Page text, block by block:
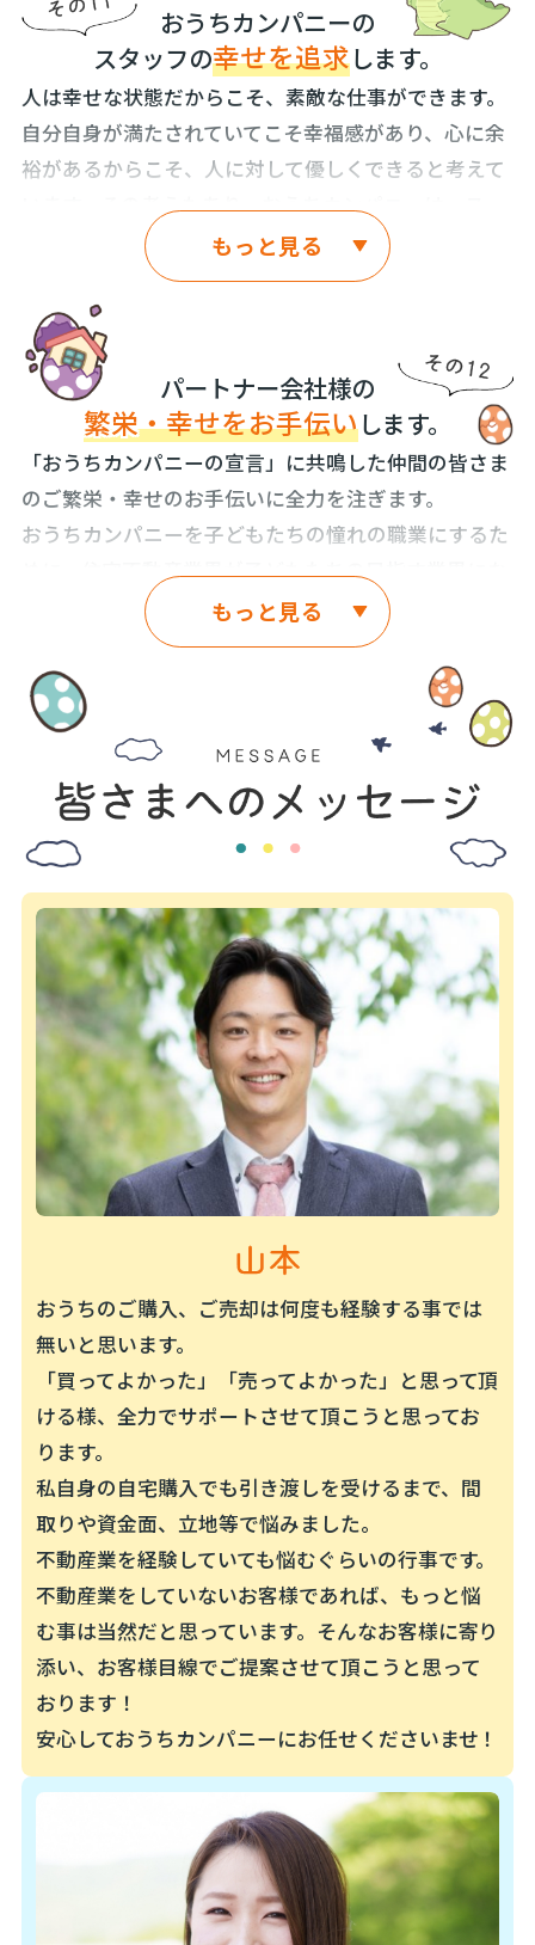
これはもちろん、おうちカンパニーのスタッフ個人も
同様です。うまくいかないことは成功への道のりの途
中だという信念をスタッフと共有し、仕事にも人生に
も向き合います。
大きな壁が現れたとしても、壁を乗り越え、時には壁
を全力でぶち壊して、おうちカンパニーは突き進んで
妨げ、チャンスを奪われた人間は自信を失っていくと
いう悪循環があります。
残念ながら、住宅不動産業界では一組のお客様を同僚
と奪い合い、成果を奪い合うことが当たり前の世界で
す。そして、住宅不動産業界は、何千万円・何億円と
いうお金が動く世界であり、一獲千金を狙う自分本位
の人達が、この業界に集まってくる傾向があります。
しかし、おうちカンパニーでは、業界の風潮とは違
い、スタッフ全員が支え合い、スタッフ一人ひとりが
キラキラと輝いています。おうちカンパニーは、プロ
フェッショナル・チームなのです。
おうちカンパニーは、全スタッフがチャレンジ精神に
溢れ、一人ひとりが会社を支えています。
「チャレンジしたことに対する失敗は全然ＯＫ。チャ
レンジの先に成功がある。失敗は成功への道のりの途
中。」これが、おうちカンパニーの価値観です。
成功している世界に名だたる経営者たちも、たくさん
失敗してきました。成功を手にしている人たちは、失
敗をはるかに超える数のチャレンジをしているので
す。チャレンジを続けるからこそ成功することがで
き、凄まじいスピードで成長できるのです。
そして、ここからは、私、藤井正和個人としての想い
です。
私の人生の最大目標は、
「藤井正和と関わったことで、大きく人生がプラスに
なった。人生が好転した。」
と思ってくれる人を、一人でも多く生み出すことで
そのために、自分自身がパワースポットになることが
できるように努力を続けます。
そして私と深く関わる人たちを増やしていくために、
おうちカンパニーを始めました。
おうちカンパニーの輪が広がっていくと、パートナー
会社様やパートナー会社様のスタッフの方と関わりを
持つことができます。そして、おうちカンパニーの店
舗網が増えることによって、おうちカンパニー本部に
も新たなスタッフを雇用することができます。そうし
て、私と関わる人たちを増やしていきたい。とも思っ
ています。後世に恩送りをしたいのです。
もちろん、パートナー会社様にも、この輪を拡げて
いって頂きたいと願っています。人と関わり、その人
と人生の時間を共にして、後世に恩送りをする。それ
を生き甲斐に感じて頂けるのであれば、これ以上の幸
せはありません。
若いスタッフはのびのびと働き、思いっきり力を付け
てください。自分のため・家族のため・お客様のため
に思いっきり力を発揮してください。そして、ドンド
ン挑戦し、自分の夢にぶつかってください。独立起業
を果たし、大活躍してください。
おうちカンパニーの
スタッフの幸せを追求します。
人は幸せな状態だからこそ、素敵な仕事ができます。
自分自身が満たされていてこそ幸福感があり、心に余
裕があるからこそ、人に対して優しくできると考えて
います。その考えもあり、おうちカンパニーは、ス
タッフのプライベートが充実し、スタッフのご家族様
も幸せを感じられるグループにします。
スタッフ本人・ご家族様の記念日やイベント・学校行
事など、プライベートのこと全てが最優先です。もち
ろん仕事より優先です。そのような環境づくり、ス
タッフ個人個人の事情に合わせた柔軟な働き方を応援
します。
会社員の退職理由の一位は、いつの時代も人間関係で
仲間の成功は自分の成功と同じように喜ぶことができ
るような人間関係を作り、自分の事よりも仲間の事を
優先して頑張っていく。みんなで協力して成果を上げ
ていく。仲間の仕事やプライベートを応援する。
それが、おうちカンパニーの持ち味です。
今までの住宅不動産業界では、働いていた会社を退職
するスタッフに対して厳しい態度をとったり、同業他
社へ再就職すると取引をしないなどの嫌がらせ行為を
する会社や経営者がしばしば見受けられました。
本来、働いてくれているスタッフは、人生の貴重な時
間を会社に提供し、会社に貢献してくれる大切な存在
であるはずです。
しかし、せっかく貢献してきてくれた仲間が新しい道
を選択したことに対し、自己の利益だけを考え、歪ん
だ感情で接し、裏切り者のような扱いをしてしまうよ
うなことが実際に起きていることを私たちは残念に
思っています。
まずは、会社に入社してくれたこと、在職中に、一生
懸命に仕事に取り組んでくれたことに感謝の気持ちを
持って接して欲しいと思っています。そして、新しい
一歩を踏み出す一人の人間の成功を願い、退職後も良
い関係性が続いていく、伸びやかな業界に変化して
いって欲しいと私たちは切に願っています。
おうちカンパニーは、業績が順調で、いつもスタッフ
が笑顔でいられるような、プロフェッショナル・チー
ムになります。そして、スタッフが独立・転職など新
しいキャリアに進む場合には喜んで送り出して行け
る・お互いを応援し合える仲間たちであり続けます。
繰り返しますが、「幸福感に溢れるスタッフこそが、
お客様の幸せな新生活のお手伝いができる」のです。
もっと見る
パートナー会社様の
繁栄・幸せをお手伝いします。
「おうちカンパニーの宣言」に共鳴した仲間の皆さま
のご繁栄・幸せのお手伝いに全力を注ぎます。
おうちカンパニーを子どもたちの憧れの職業にするた
めに、住宅不動産業界が子どもたちの目指す業界にな
るために、手を取り合い、共に夢の実現を果たしま
そして、おうちカンパニーに関わっていただける、住
宅不動産会社様・各種建築会社様・各種職人の方々・
設計事務所様・司法書士様・土地家屋調査士様・金融
機関様・引越業者様・家具業者様・家電業者様等々、
皆さまのご繁栄・幸せを願い、協業していきたいと考
えています。
「おうちカンパニー“だけ”良い。」は、かっこわる
い。
「おうちカンパニー“は”いい会社」では、何も嬉しく
ありません。の精神です。
私たち、おうちカンパニーに関係していないところま
で、繁栄・幸せの輪を拡げていきましょう。
住宅不動産業界の悪しき慣習をなくし、素晴らしい業
界にしていきましょう。
おうちカンパニーは、そんなグループでありたいと
もっと見る
おうちのご購入、ご売却は何度も経験する事では
無いと思います。
「買ってよかった」「売ってよかった」と思って頂
ける様、全力でサポートさせて頂こうと思ってお
ります。
私自身の自宅購入でも引き渡しを受けるまで、間
取りや資金面、立地等で悩みました。
不動産業を経験していても悩むぐらいの行事です。
不動産業をしていないお客様であれば、もっと悩
む事は当然だと思っています。そんなお客様に寄り
添い、お客様目線でご提案させて頂こうと思って
おります！
安心しておうちカンパニーにお任せくださいませ！